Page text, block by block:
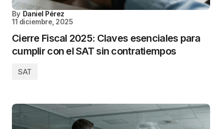
By Daniel Pérez
11 diciembre, 2025
Cierre Fiscal 2025: Claves esenciales para
cumplir con el SAT sin contratiempos
SAT